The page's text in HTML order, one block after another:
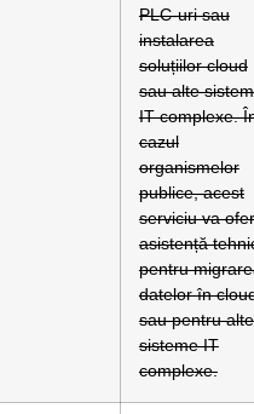
PLC-uri sau
instalarea
soluțiilor cloud
sau alte
IT complexe.
cazul
organismelor
publice, acest
serviciu va
asistență
pentru
datelor în
sau pentru alte
sisteme IT
complexe.